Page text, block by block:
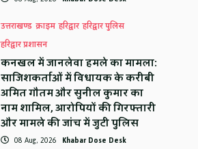
उत्तराखण्ड क्राइम हरिद्वार हरिद्वार पुलिस
हरिद्वार प्रशासन
कनखल में जानलेवा हमले का मामला:
साजिशकर्ताओं में विधायक के करीबी
अमित गौतम और सुनील कुमार का
नाम शामिल, आरोपियों की गिरफ्तारी
और मामले की जांच में जुटी पुलिस
08 Aug, 2026 Khabar Dose Desk